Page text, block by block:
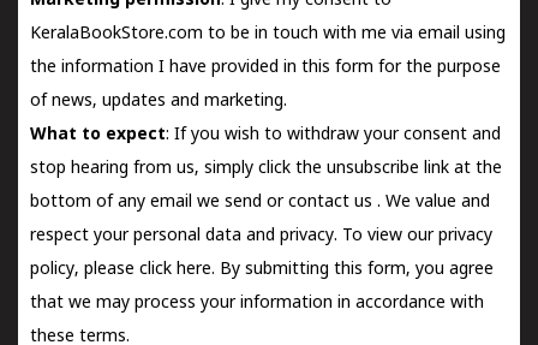
KeralaBookStore.com to be in touch with me via email using
the information I have provided in this form for the purpose
of news, updates and marketing.
What to expect: If you wish to withdraw your consent and
stop hearing from us, simply click the unsubscribe link at the
bottom of any email we send orcontact us . We value and
respect your personal data and privacy. To view our privacy
policy, please click here. By submitting this form, you agree
that we may process your information in accordance with
these terms.